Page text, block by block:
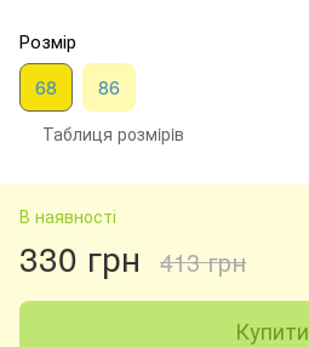
Розмір
68 86
Таблиця розмiрiв
В наявності
330 грн 413 грн
Купити